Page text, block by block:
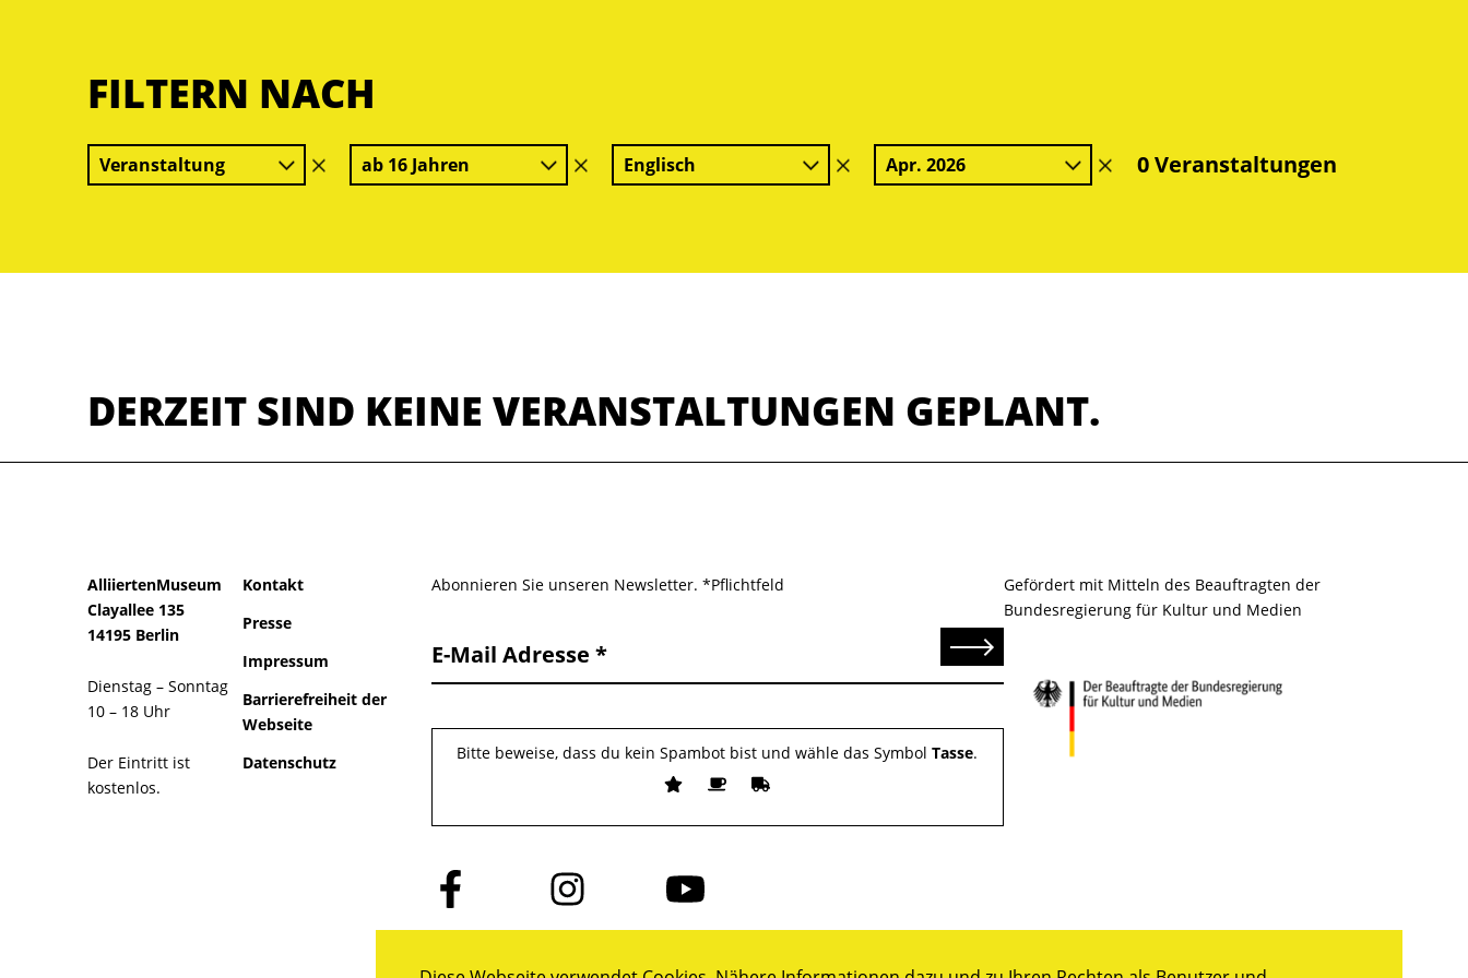
FILTERN NACH
Veranstaltung
Filter
löschen
ab 16 Jahren
Filter
löschen
Englisch
Filter
löschen
Apr. 2026
Filter0 Veranstaltungen
DERZEIT SIND KEINE VERANSTALTUNGEN GEPLANT.
AlliiertenMuseum
Clayallee 135
14195 Berlin
Dienstag – Sonntag
10 – 18 Uhr
Der Eintritt ist
kostenlos.
Kontakt
Presse
Impressum
Barrierefreiheit der
Webseite
Datenschutz
Abonnieren Sie unseren Newsletter. *Pflichtfeld
E-Mail Adresse Senden
Bitte beweise, dass du kein Spambot bist und wähle das Symbol Tasse.
Folge
uns
auf
Folge
uns
auf
Folge
uns
auf
Gefördert mit Mitteln des Beauftragten der
Bundesregierung für Kultur und Medien